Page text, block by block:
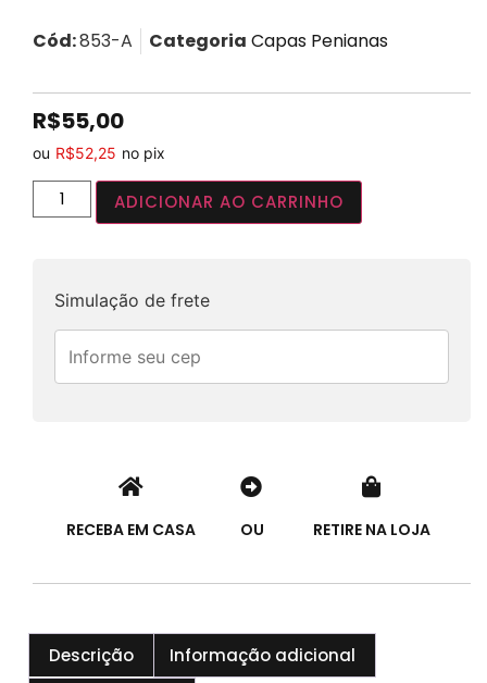
Cód:853-A Categoria Capas Penianas
R$55,00
ou R$52,25 no pix
ADICIONAR AO CARRINHO
Simulação de frete
RECEBA EM CASA OU RETIRE NA LOJA
Descrição
Informação adicional